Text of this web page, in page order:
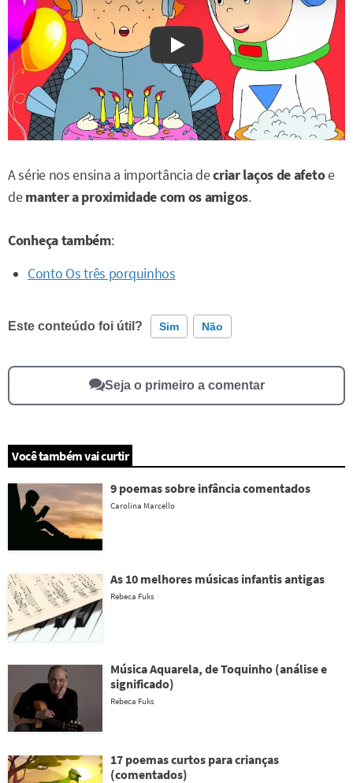
Watch on YouTube
A série nos ensina a importância decriar laços de afetoe
demanter a proximidade com os amigos.
Conheça também:
Conto Os três porquinhos
Este conteúdo foi útil? Sim Não
Este conteúdo contém informação incorreta
Este conteúdo não tem a informação que procuro
Seja o primeiro a comentar
Você também vai curtir
9 poemas sobre infância comentados
Carolina Marcello
As 10 melhores músicas infantis antigas
Rebeca Fuks
Música Aquarela, de Toquinho (análise e
significado)
Rebeca Fuks
17 poemas curtos para crianças
(comentados)